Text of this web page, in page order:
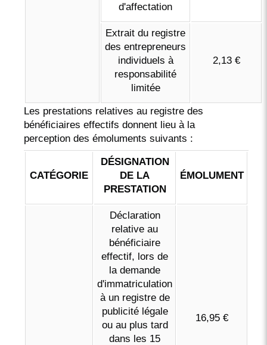
d'affectation
Extrait du registre
des entrepreneurs
individuels à
responsabilité
limitée
2,13 €
Les prestations relatives au registre des
bénéficiaires effectifs donnent lieu à la
perception des émoluments suivants :
CATÉGORIE
DÉSIGNATION
DE LA
PRESTATION
ÉMOLUMENT
Déclaration
relative au
bénéficiaire
effectif, lors de
la demande
d'immatriculation
à un registre de
publicité légale
ou au plus tard
dans les 15
16,95 €